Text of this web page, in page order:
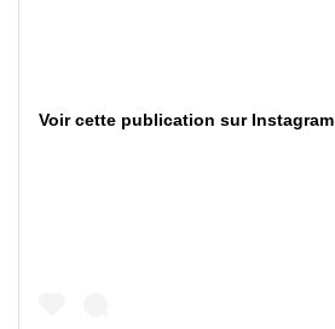
Voir cette publication sur Instagram